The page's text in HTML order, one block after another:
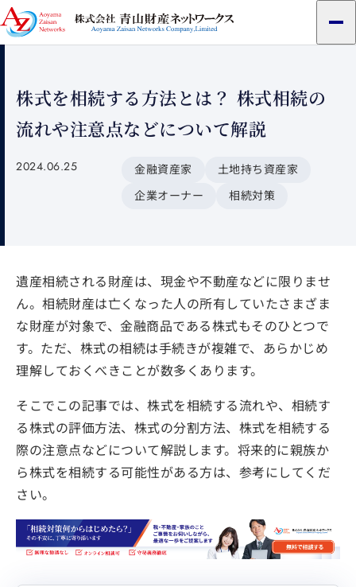
メ
ニ
株式を相続する方法とは？ 株式相続の
流れや注意点などについて解説
2024.06.25 金融資産家
土地持ち資産家
企業オーナー
相続対策
遺産相続される財産は、現金や不動産などに限りませ
ん。相続財産は亡くなった人の所有していたさまざま
な財産が対象で、金融商品である株式もそのひとつで
す。ただ、株式の相続は手続きが複雑で、あらかじめ
理解しておくべきことが数多くあります。
そこでこの記事では、株式を相続する流れや、相続す
る株式の評価方法、株式の分割方法、株式を相続する
際の注意点などについて解説します。将来的に親族か
ら株式を相続する可能性がある方は、参考にしてくだ
さい。